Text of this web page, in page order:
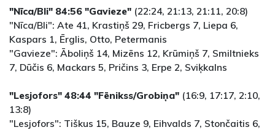
"Nīca/Bli" 84:56 "Gavieze" (22:24, 21:13, 21:11, 20:8)
"Nīca/Bli": Ate 41, Krastiņš 29, Fricbergs 7, Liepa 6,
Kaspars 1, Ērglis, Otto, Petermanis
"Gavieze": Āboliņš 14, Mizēns 12, Krūmiņš 7, Smiltnieks
7, Dūčis 6, Mackars 5, Pričins 3, Erpe 2, Sviķkalns
"Lesjofors" 48:44 "Fēnikss/Grobiņa" (16:9, 17:17, 2:10,
13:8)
"Lesjofors": Tiškus 15, Bauze 9, Eihvalds 7, Stončaitis 6,